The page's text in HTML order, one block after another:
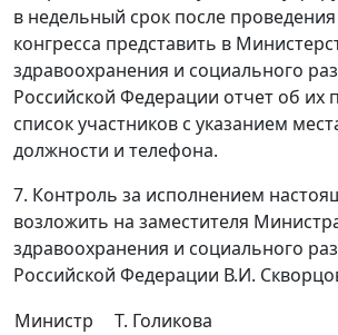
в недельный срок после
конгресса представить в
здравоохранения и социального
Российской Федерации отчет об их
список участников с указанием
должности и телефона.
7. Контроль за исполнением
возложить на заместителя
здравоохранения и социального
Российской Федерации В.И.
Министр
Т. Голикова